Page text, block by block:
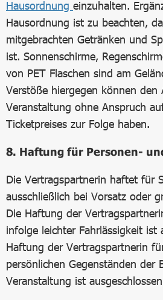
Hausordnung einzuhalten.
Hausordnung ist zu beachten,
mitgebrachten Getränken und
ist. Sonnenschirme,
von PET Flaschen sind am
Verstöße hiergegen können den
Veranstaltung ohne Anspruch
Ticketpreises zur Folge haben.
8. Haftung für Personen-
Die Vertragspartnerin haftet für
ausschließlich bei Vorsatz oder
Die Haftung der
infolge leichter Fahrlässigkeit ist
Haftung der Vertragspartnerin
persönlichen Gegenständen der
Veranstaltung ist